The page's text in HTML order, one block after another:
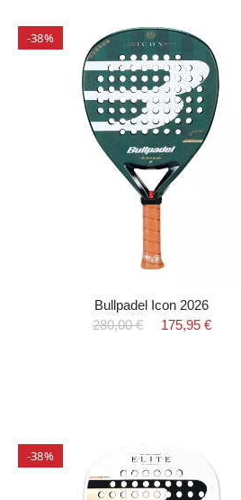
-38%
Bullpadel Icon 2026
280,00 €
175,95 €
-38%